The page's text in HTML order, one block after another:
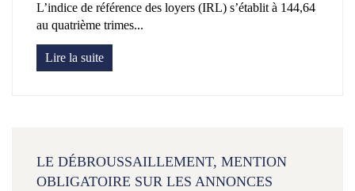
L’indice de référence des loyers (IRL) s’établit à 144,64
au quatrième trimes...
Lire la suite
LE DÉBROUSSAILLEMENT, MENTION
OBLIGATOIRE SUR LES ANNONCES